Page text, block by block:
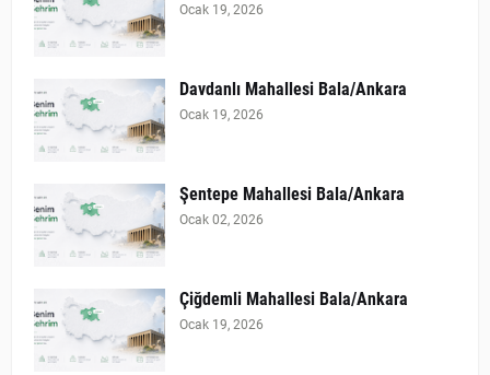
Ocak 19, 2026
Davdanlı Mahallesi Bala/Ankara
Ocak 19, 2026
Şentepe Mahallesi Bala/Ankara
Ocak 02, 2026
Çiğdemli Mahallesi Bala/Ankara
Ocak 19, 2026